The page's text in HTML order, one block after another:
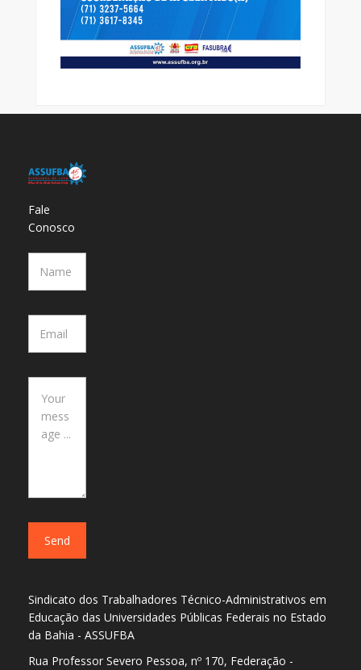
Fale
Conosco
Sindicato dos Trabalhadores Técnico-Administrativos em
Educação das Universidades Públicas Federais no Estado
da Bahia - ASSUFBA
Rua Professor Severo Pessoa, nº 170, Federação -